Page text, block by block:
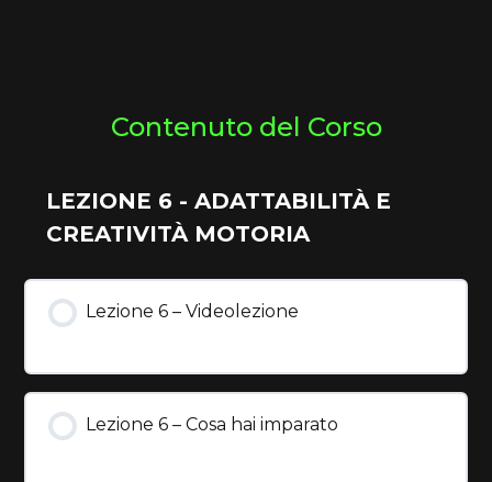
Contenuto del Corso
LEZIONE 6 - ADATTABILITÀ E
CREATIVITÀ MOTORIA
Lezione 6 – Videolezione
Lezione 6 – Cosa hai imparato